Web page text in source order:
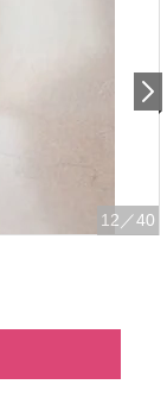
12 ／40